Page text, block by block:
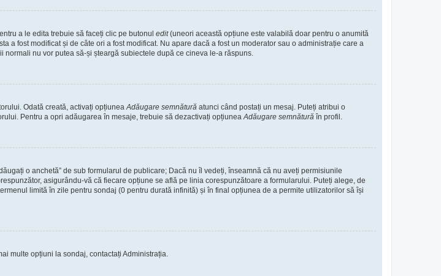
a le edita trebuie să faceți clic pe butonul edit(uneori această opțiune este valabilă doar pentru o anumită
a fost modificat și de câte ori a fost modificat. Nu apare dacă a fost un moderator sau o administrație care a
nu vor putea să-și șteargă subiectele după ce cineva le-a răspuns.
Odată creată, activați opțiunea Adăugare semnătură atunci când postați un mesaj. Puteți atribui o
Pentru a opri adăugarea în mesaje, trebuie să dezactivați opțiunea Adăugare semnătură în profil.
o anchetă” de sub formularul de publicare; Dacă nu îl vedeți, înseamnă că nu aveți permisiunile
asigurându-vă că fiecare opțiune se află pe linia corespunzătoare a formularului. Puteți alege, de
limită în zile pentru sondaj (0 pentru durată infinită) și în final opțiunea de a permite utilizatorilor să își
multe opțiuni la sondaj, contactați Administrația.